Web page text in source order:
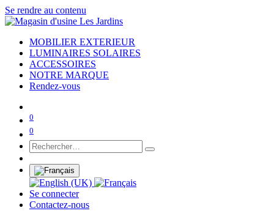
Se rendre au contenu
MOBILIER EXTERIEUR
LUMINAIRES SOLAIRES
ACCESSOIRES
NOTRE MARQUE
Rendez-vous
0
0
Se connecter
Contactez-nous